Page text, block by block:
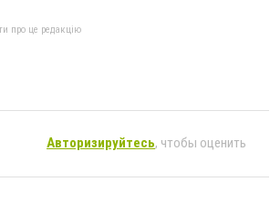
про це редакцію
Авторизируйтесь, чтобы оценить